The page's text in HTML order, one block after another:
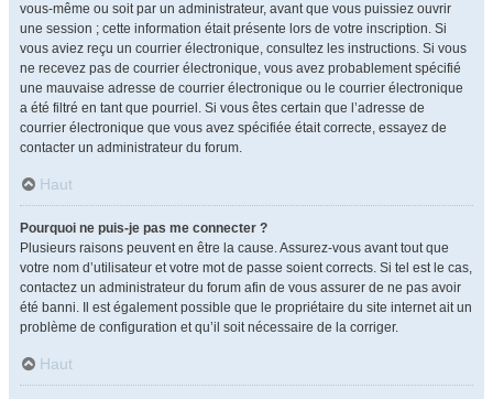
vous-même ou soit par un administrateur, avant que vous puissiez ouvrir
une session ; cette information était présente lors de votre inscription. Si
vous aviez reçu un courrier électronique, consultez les instructions. Si vous
ne recevez pas de courrier électronique, vous avez probablement spécifié
une mauvaise adresse de courrier électronique ou le courrier électronique
a été filtré en tant que pourriel. Si vous êtes certain que l’adresse de
courrier électronique que vous avez spécifiée était correcte, essayez de
contacter un administrateur du forum.
Haut
Pourquoi ne puis-je pas me connecter ?
Plusieurs raisons peuvent en être la cause. Assurez-vous avant tout que
votre nom d’utilisateur et votre mot de passe soient corrects. Si tel est le cas,
contactez un administrateur du forum afin de vous assurer de ne pas avoir
été banni. Il est également possible que le propriétaire du site internet ait un
problème de configuration et qu’il soit nécessaire de la corriger.
Haut